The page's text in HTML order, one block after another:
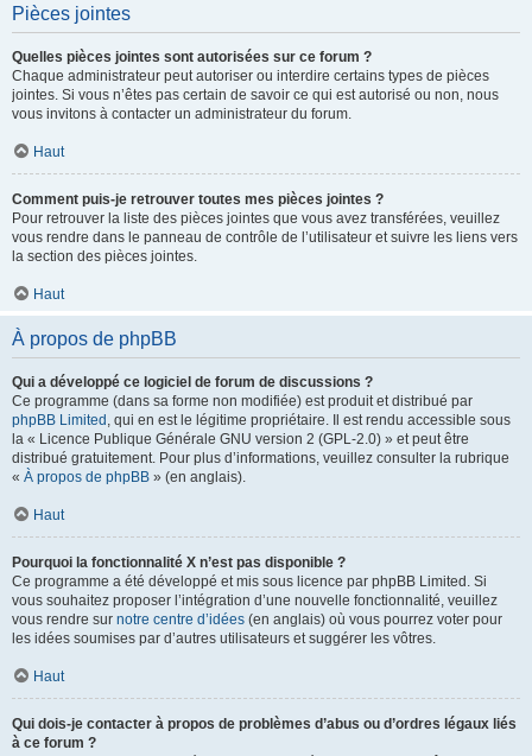
Pièces jointes
Quelles pièces jointes sont autorisées sur ce forum ?
Chaque administrateur peut autoriser ou interdire certains types de pièces
jointes. Si vous n’êtes pas certain de savoir ce qui est autorisé ou non, nous
vous invitons à contacter un administrateur du forum.
Haut
Comment puis-je retrouver toutes mes pièces jointes ?
Pour retrouver la liste des pièces jointes que vous avez transférées, veuillez
vous rendre dans le panneau de contrôle de l’utilisateur et suivre les liens vers
la section des pièces jointes.
Haut
À propos de phpBB
Qui a développé ce logiciel de forum de discussions ?
Ce programme (dans sa forme non modifiée) est produit et distribué par
phpBB Limited , qui en est le légitime propriétaire. Il est rendu accessible sous
la « Licence Publique Générale GNU version 2 (GPL-2.0) » et peut être
distribué gratuitement. Pour plus d’informations, veuillez consulter la rubrique
« À propos de phpBB » (en anglais).
Haut
Pourquoi la fonctionnalité X n’est pas disponible ?
Ce programme a été développé et mis sous licence par phpBB Limited. Si
vous souhaitez proposer l’intégration d’une nouvelle fonctionnalité, veuillez
vous rendre sur notre centre d’idées (en anglais) où vous pourrez voter pour
les idées soumises par d’autres utilisateurs et suggérer les vôtres.
Haut
Qui dois-je contacter à propos de problèmes d’abus ou d’ordres légaux liés
à ce forum ?